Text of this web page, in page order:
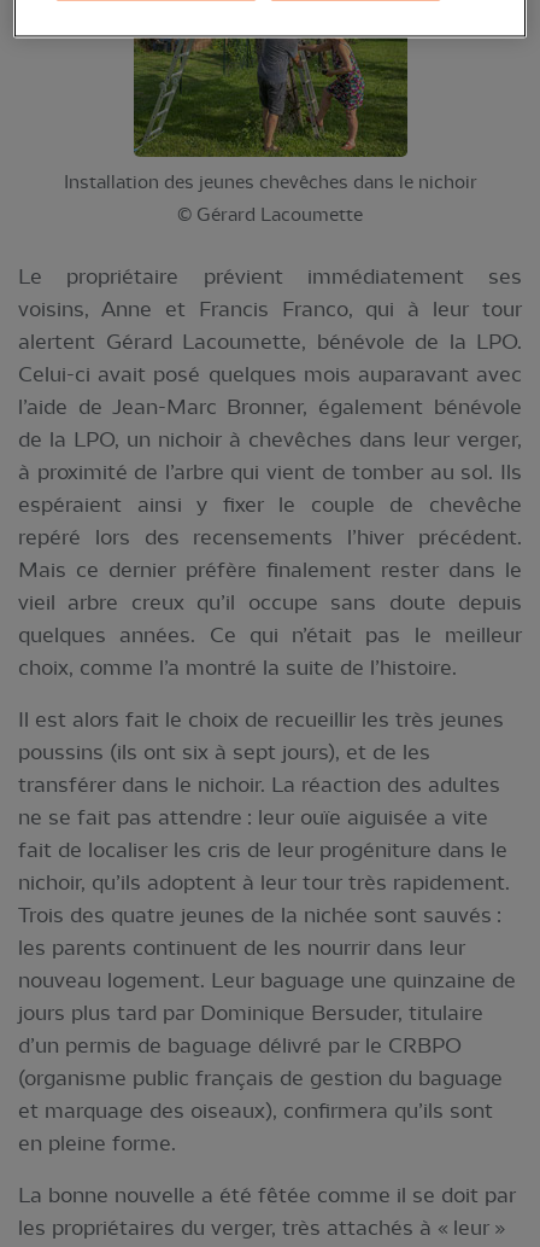
Installation des jeunes chevêches dans le nichoir
© Gérard Lacoumette
Le propriétaire prévient immédiatement ses
voisins, Anne et Francis Franco, qui à leur tour
alertent Gérard Lacoumette, bénévole de la LPO.
Celui-ci avait posé quelques mois auparavant avec
l’aide de Jean-Marc Bronner, également bénévole
de la LPO, un nichoir à chevêches dans leur verger,
à proximité de l’arbre qui vient de tomber au sol. Ils
espéraient ainsi y fixer le couple de chevêche
repéré lors des recensements l’hiver précédent.
Mais ce dernier préfère finalement rester dans le
vieil arbre creux qu’il occupe sans doute depuis
quelques années. Ce qui n’était pas le meilleur
choix, comme l’a montré la suite de l’histoire.
Il est alors fait le choix de recueillir les très jeunes
poussins (ils ont six à sept jours), et de les
transférer dans le nichoir. La réaction des adultes
ne se fait pas attendre : leur ouïe aiguisée a vite
fait de localiser les cris de leur progéniture dans le
nichoir, qu’ils adoptent à leur tour très rapidement.
Trois des quatre jeunes de la nichée sont sauvés :
les parents continuent de les nourrir dans leur
nouveau logement. Leur baguage une quinzaine de
jours plus tard par Dominique Bersuder, titulaire
d’un permis de baguage délivré par le CRBPO
(organisme public français de gestion du baguage
et marquage des oiseaux), confirmera qu’ils sont
en pleine forme.
La bonne nouvelle a été fêtée comme il se doit par
les propriétaires du verger, très attachés à « leur »